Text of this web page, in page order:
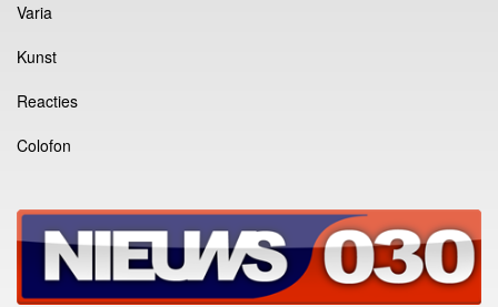
Varia
Kunst
Reacties
Colofon